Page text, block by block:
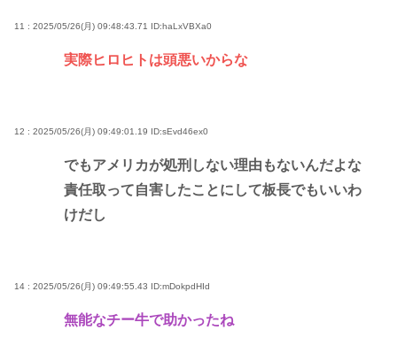
11 : 2025/05/26(月) 09:48:43.71 ID:haLxVBXa0
実際ヒロヒトは頭悪いからな
12 : 2025/05/26(月) 09:49:01.19 ID:sEvd46ex0
でもアメリカが処刑しない理由もないんだよな
責任取って自害したことにして板長でもいいわ
けだし
14 : 2025/05/26(月) 09:49:55.43 ID:mDokpdHId
無能なチー牛で助かったね